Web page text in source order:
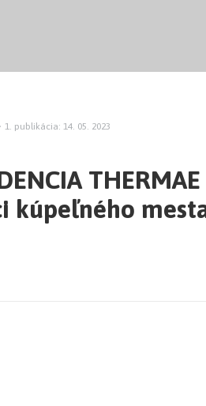
• 1. publikácia: 14. 05. 2023
THERMAE
kúpeľného